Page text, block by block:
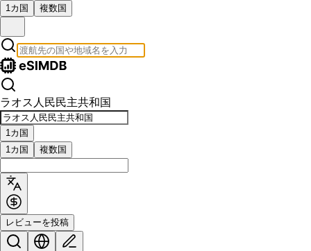
1カ国 複数国
ラオス人民民主共和国
1カ国
1カ国
複数国
レビューを投稿